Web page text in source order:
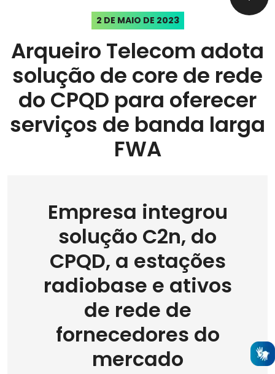
2 DE MAIO DE 2023
Arqueiro Telecom adota
solução de core de rede
do CPQD para oferecer
serviços de banda larga
FWA
Empresa integrou
solução C2n, do
CPQD, a estações
radiobase e ativos
de rede de
fornecedores do
mercado